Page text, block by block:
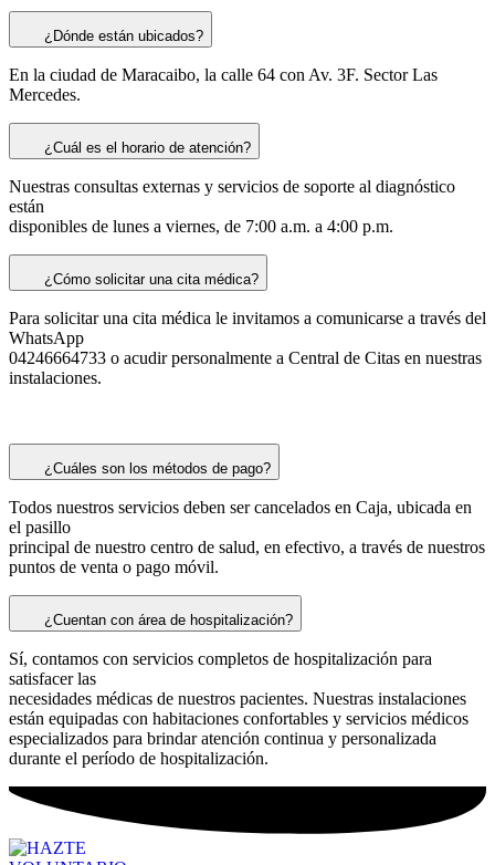
¿Dónde están ubicados?
En la ciudad de Maracaibo, la calle 64 con Av. 3F. Sector Las
Mercedes.
¿Cuál es el horario de atención?
Nuestras consultas externas y servicios de soporte al diagnóstico
están
disponibles de lunes a viernes, de 7:00 a.m. a 4:00 p.m.
¿Cómo solicitar una cita médica?
Para solicitar una cita médica le invitamos a comunicarse a través del
WhatsApp
04246664733 o acudir personalmente a Central de Citas en nuestras
instalaciones.
¿Cuáles son los métodos de pago?
Todos nuestros servicios deben ser cancelados en Caja, ubicada en
el pasillo
principal de nuestro centro de salud, en efectivo, a través de nuestros
puntos de venta o pago móvil.
¿Cuentan con área de hospitalización?
Sí, contamos con servicios completos de hospitalización para
satisfacer las
necesidades médicas de nuestros pacientes. Nuestras instalaciones
están equipadas con habitaciones confortables y servicios médicos
especializados para brindar atención continua y personalizada
durante el período de hospitalización.